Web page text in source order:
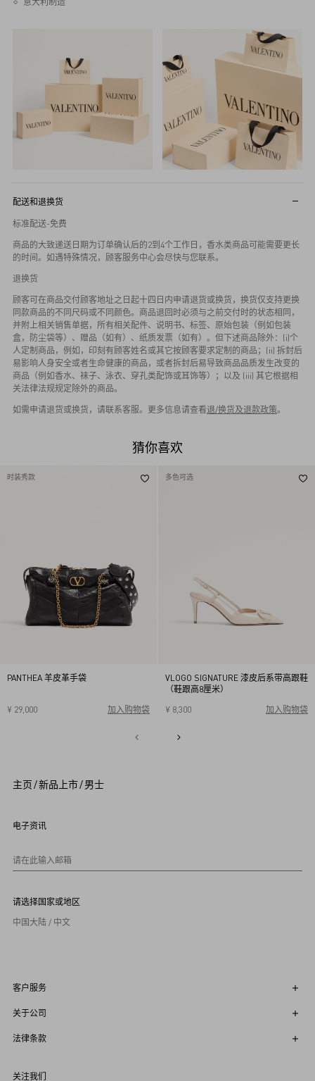
配送和退换货
标准配送-免费
商品的大致递送日期为订单确认后的2到4个工作日，香水类商品可能需要更长
的时间。如遇特殊情况，顾客服务中心会尽快与您联系。
退换货
顾客可在商品交付顾客地址之日起十四日内申请退货或换货，换货仅支持更换
同款商品的不同尺码或不同颜色。商品退回时必须与之前交付时的状态相同，
并附上相关销售单据，所有相关配件、说明书、标签、原始包装（例如包装
盒，防尘袋等）、赠品（如有）、纸质发票（如有）。但下述商品除外：(i)个
人定制商品，例如，印刻有顾客姓名或其它按顾客要求定制的商品；(ii) 拆封后
易影响人身安全或者生命健康的商品，或者拆封后易导致商品品质发生改变的
商品（例如香水、袜子、泳衣、穿孔类配饰或耳饰等）；以及 (iii) 其它根据相
关法律法规规定除外的商品。
如需申请退货或换货，请联系客服。更多信息请查看退/换货及退款政策。
猜你喜欢
时装秀款
PANTHEA 羊皮革手袋
¥ 29,000 加入购物袋 34
36
39
多色可选
VLOGO SIGNATURE 漆皮后系带高跟鞋
（鞋跟高8厘米）
¥ 8,300
加入购物袋
主页/新品上市/男士
电子资讯
请在此输入邮箱
请选择国家或地区
中国大陆 / 中文
客户服务
关于公司
法律条款
关注我们